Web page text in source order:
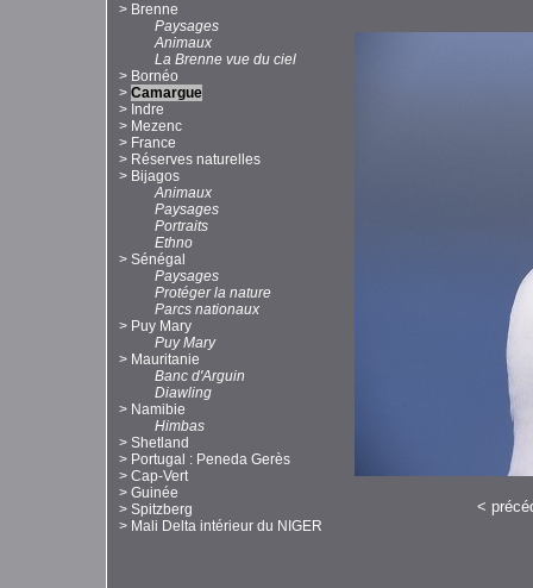
> Brenne
Paysages
Animaux
La Brenne vue du ciel
> Bornéo
> Camargue
> Indre
> Mezenc
> France
> Réserves naturelles
> Bijagos
Animaux
Paysages
Portraits
Ethno
> Sénégal
Paysages
Protéger la nature
Parcs nationaux
> Puy Mary
Puy Mary
> Mauritanie
Banc d'Arguin
Diawling
> Namibie
Himbas
> Shetland
> Portugal : Peneda Gerès
> Cap-Vert
> Guinée
> Spitzberg
> Mali Delta intérieur du NIGER
<